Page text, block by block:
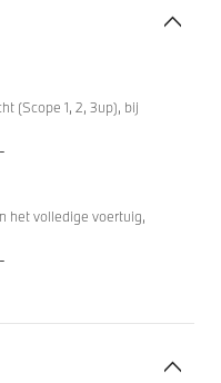
(Scope 1, 2, 3up), bij
-
het volledige voertuig,
-